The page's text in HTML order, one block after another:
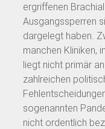
ergriffenen
Ausgangssperren
dargelegt haben.
manchen Kliniken,
liegt nicht primär
zahlreichen
sogenannten
nicht ordentlich